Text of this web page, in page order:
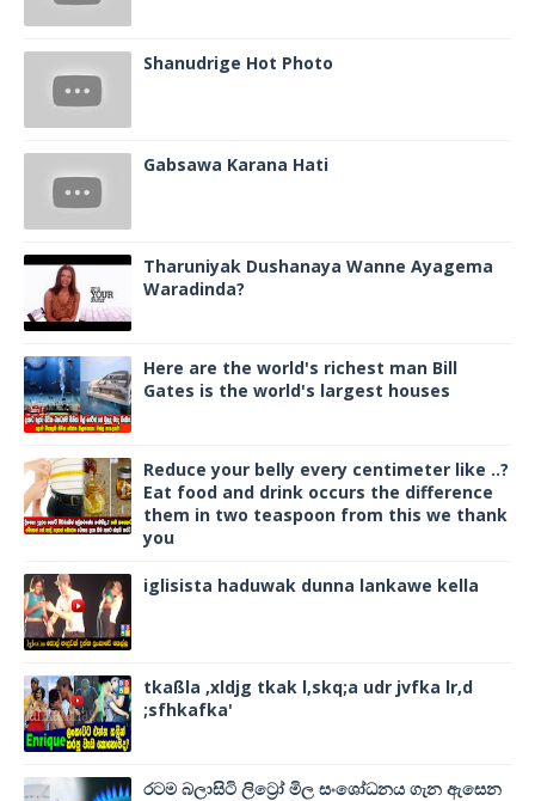
Shanudrige Hot Photo
Gabsawa Karana Hati
Tharuniyak Dushanaya Wanne Ayagema
Waradinda?
Here are the world's richest man Bill
Gates is the world's largest houses
Reduce your belly every centimeter like ..?
Eat food and drink occurs the difference
them in two teaspoon from this we thank
you
iglisista haduwak dunna lankawe kella
tkaßla ,xldjg tkak l,skq;a udr jvfka lr,d
;sfhkafka'
රටම බලාසිටි ලිට්‍රෝ මිල සංශෝධනය ගැන ඇසෙන